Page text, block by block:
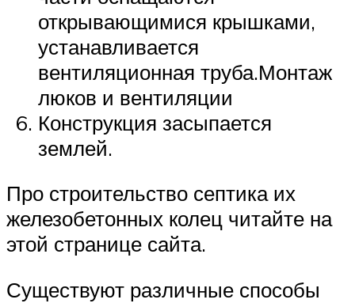
открывающимися крышками,
устанавливается
вентиляционная труба.Монтаж
люков и вентиляции
Конструкция засыпается
землей.
Про строительство септика их
железобетонных колец читайте на
этой странице сайта.
Существуют различные способы